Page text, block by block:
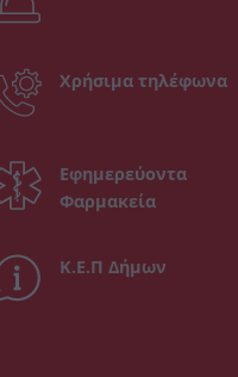
Χρήσιμα τηλέφωνα
Εφημερεύοντα
Φαρμακεία
Κ.Ε.Π Δήμων